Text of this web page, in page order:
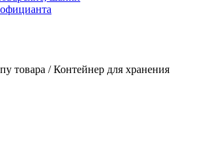
товара / Контейнер для хранения